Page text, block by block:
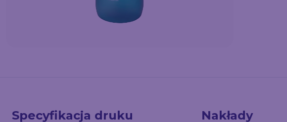
Specyfikacja druku Nakłady